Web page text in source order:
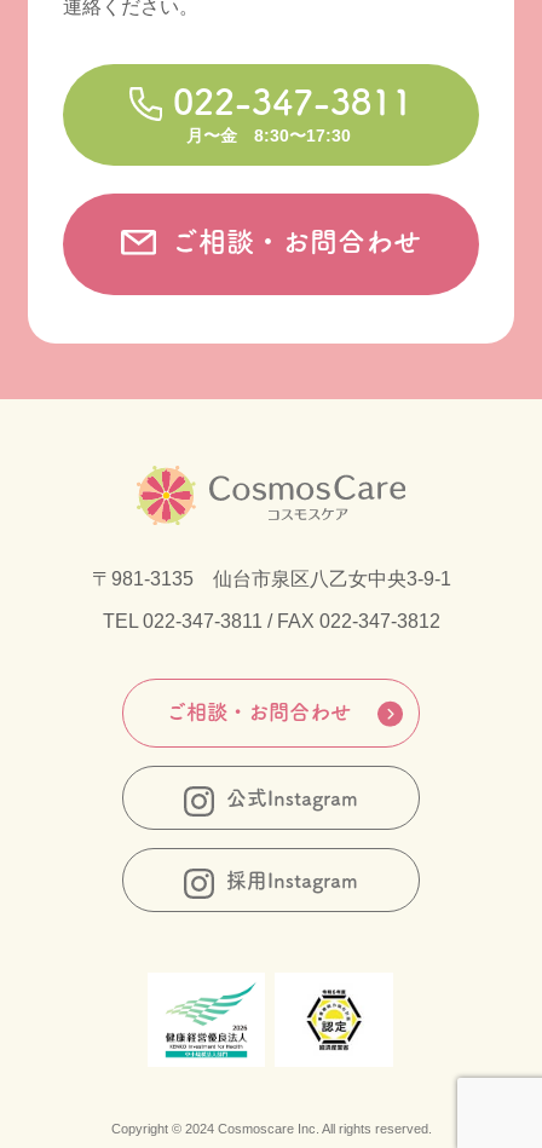
連絡ください。
022-347-3811
月〜金 8:30〜17:30
ご相談・お問合わせ
〒981-3135 仙台市泉区八乙女中央3-9-1
TEL 022-347-3811 / FAX 022-347-3812
ご相談・お問合わせ
公式Instagram
採用Instagram
Copyright © 2024 Cosmoscare Inc. All rights reserved.